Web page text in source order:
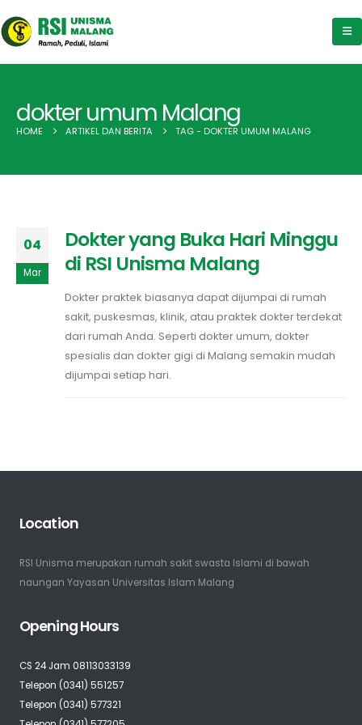
dokter umum Malang
HOME ARTIKEL DAN BERITA TAG - DOKTER UMUM MALANG
04
Mar
Dokter yang Buka Hari Minggu
di RSI Unisma Malang
Dokter praktek biasanya dapat dijumpai di rumah
sakit, puskesmas, klinik, atau praktek dokter terdekat
dari rumah Anda. Seperti dokter umum, dokter
spesialis dan dokter gigi di Malang semakin mudah
dijumpai setiap hari.
Location
RSI Unisma merupakan rumah sakit swasta Islami di bawah
naungan Yayasan Universitas Islam Malang
Opening Hours
CS 24 Jam 08113033139
Telepon (0341) 551257
Telepon (0341) 577321